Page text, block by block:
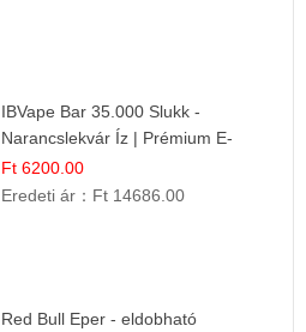
IBVape Bar 35.000 Slukk -
Narancslekvár Íz | Prémium E-
cigaretta
Ft 6200.00
Eredeti ár： Ft 14686.00
Red Bull Eper - eldobható